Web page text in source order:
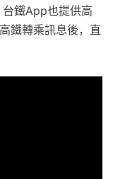
鐵App也提供高
鐵轉乘訊息後，直